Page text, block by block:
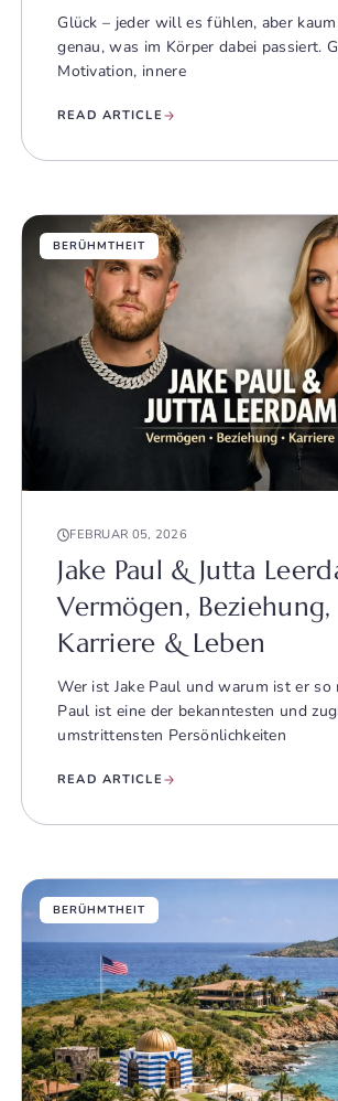
Glück – jeder will es fühlen, aber
genau, was im Körper dabei passiert.
Motivation, innere
READ ARTICLE
BERÜHMTHEIT
FEBRUAR 05, 2026
Jake Paul & Jutta
Vermögen, Beziehung,
Karriere & Leben
Wer ist Jake Paul und warum ist er so
Paul ist eine der bekanntesten und
umstrittensten Persönlichkeiten
READ ARTICLE
BERÜHMTHEIT